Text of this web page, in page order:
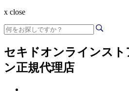
x close
セキドオンラインス
ン正規代理店